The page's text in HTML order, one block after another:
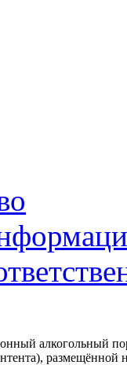
алкогольный
размещённой